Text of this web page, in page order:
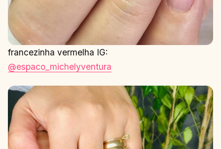
francezinha vermelha IG:
@espaco_michelyventura